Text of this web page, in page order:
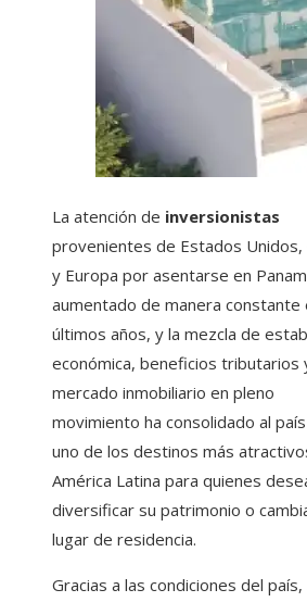
La atención de inversionistas
provenientes de Estados Unidos,
y Europa por asentarse en
aumentado de manera constante
últimos años, y la mezcla de
económica, beneficios tributarios
mercado inmobiliario en pleno
movimiento ha consolidado al
uno de los destinos más
América Latina para quienes
diversificar su patrimonio o
lugar de residencia.
Gracias a las condiciones del país,